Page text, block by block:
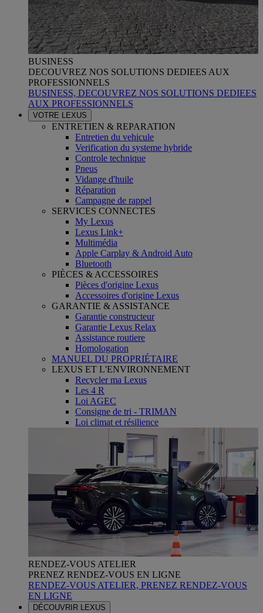
BUSINESS
DECOUVREZ NOS SOLUTIONS DEDIEES AUX
PROFESSIONNELS
BUSINESS, DECOUVREZ NOS SOLUTIONS DEDIEES
AUX PROFESSIONNELS
VOTRE LEXUS
ENTRETIEN & REPARATION
Entretien du vehicule
Verification du systeme hybride
Controle technique
Pneus
Vidange d'huile
Réparation
Campagne de rappel
SERVICES CONNECTES
My Lexus
Lexus Link+
Multimédia
Apple Carplay & Android Auto
Bluetooth
PIÈCES & ACCESSOIRES
Pièces d'origine Lexus
Accessoires d'origine Lexus
GARANTIE & ASSISTANCE
Garantie constructeur
Garantie Lexus Relax
Assistance routiere
Homologation
MANUEL DU PROPRIÉTAIRE
LEXUS ET L'ENVIRONNEMENT
Recycler ma Lexus
Les 4 R
Loi AGEC
Consigne de tri - TRIMAN
Loi climat et résilience
RENDEZ-VOUS ATELIER
PRENEZ RENDEZ-VOUS EN LIGNE
RENDEZ-VOUS ATELIER, PRENEZ RENDEZ-VOUS
EN LIGNE
DÉCOUVRIR LEXUS